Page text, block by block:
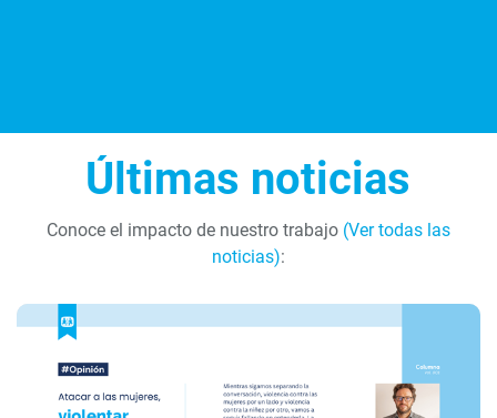
Últimas noticias
Conoce el impacto de nuestro trabajo(Ver todas las
noticias):